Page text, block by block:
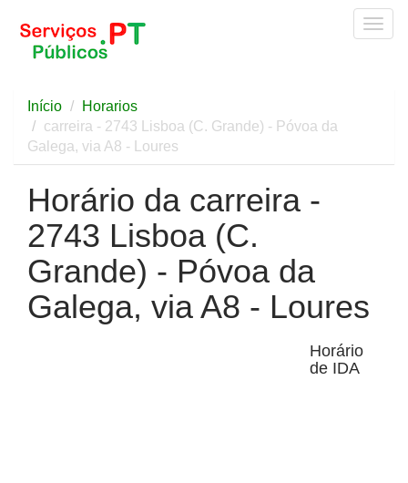
Início
Horarios
carreira - 2743 Lisboa (C. Grande) - Póvoa da
Galega, via A8 - Loures
Horário da carreira -
2743 Lisboa (C.
Grande) - Póvoa da
Galega, via A8 - Loures
Horário
de IDA